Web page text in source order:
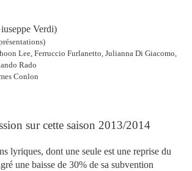
Verdi)
Lee, Ferruccio Furlanetto, Julianna Di Giacomo,
Rado
Conlon
sur cette saison 2013/2014
lyriques, dont une seule est une reprise du
une baisse de 30% de sa subvention